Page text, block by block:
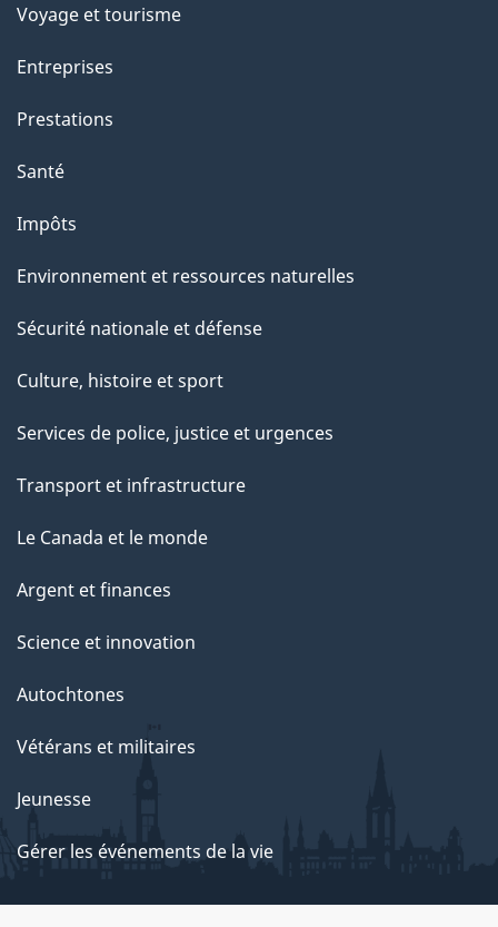
Voyage et tourisme
Entreprises
Prestations
Santé
Impôts
Environnement et ressources naturelles
Sécurité nationale et défense
Culture, histoire et sport
Services de police, justice et urgences
Transport et infrastructure
Le Canada et le monde
Argent et finances
Science et innovation
Autochtones
Vétérans et militaires
Jeunesse
Gérer les événements de la vie